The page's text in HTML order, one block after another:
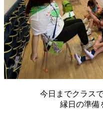
今日までクラス
縁日の準備